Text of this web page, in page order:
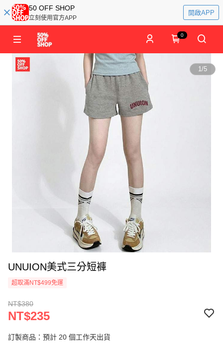
50 OFF SHOP
立刻使用官方APP
開啟APP
0
1/5
UNUION美式三分短褲
超取滿NT$499免運
NT$380
NT$235
訂製商品：預計 20 個工作天出貨